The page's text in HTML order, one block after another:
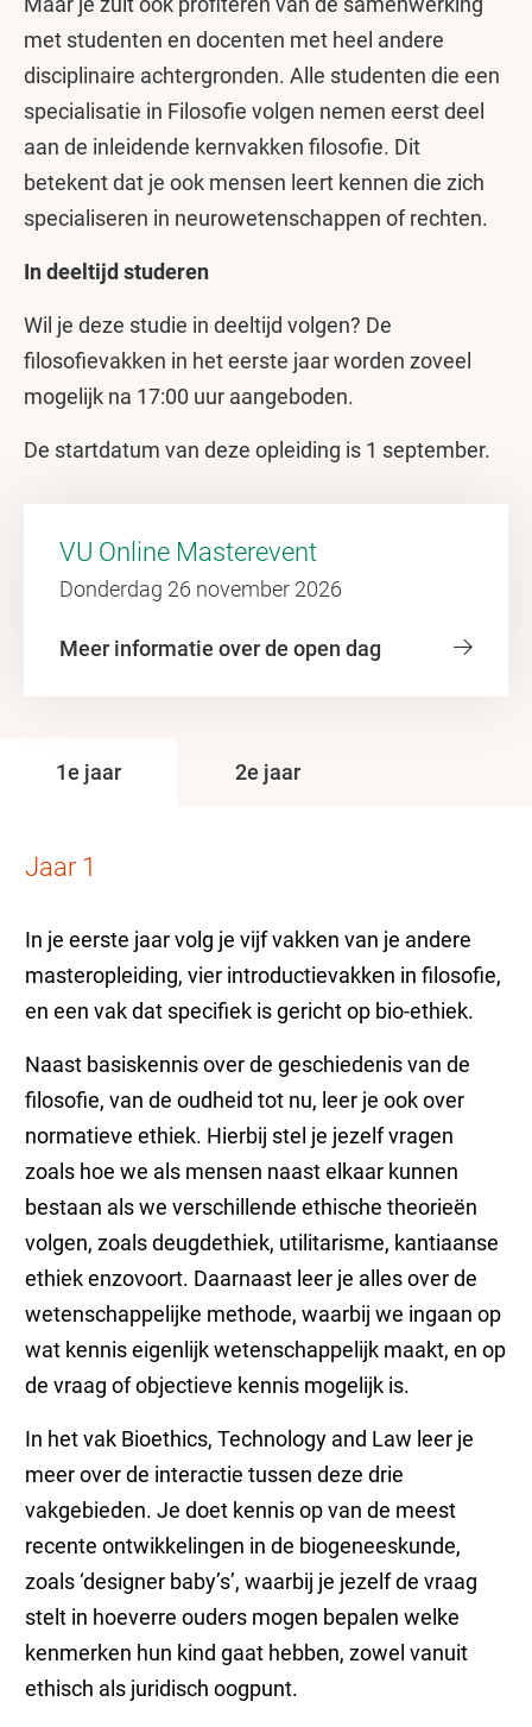
met studenten en docenten met heel andere
disciplinaire achtergronden. Alle studenten die een
specialisatie in Filosofie volgen nemen eerst deel
aan de inleidende kernvakken filosofie. Dit
betekent dat je ook mensen leert kennen die zich
specialiseren in neurowetenschappen of rechten.
In deeltijd studeren
Wil je deze studie in deeltijd volgen? De
filosofievakken in het eerste jaar worden zoveel
mogelijk na 17:00 uur aangeboden.
De startdatum van deze opleiding is 1 september.
VU Online Masterevent
Donderdag 26 november 2026
Meer informatie over de open dag
1e jaar 2e jaar
Jaar 1
In je eerste jaar volg je vijf vakken van je andere
masteropleiding, vier introductievakken in filosofie,
en een vak dat specifiek is gericht op bio-ethiek.
Naast basiskennis over de geschiedenis van de
filosofie, van de oudheid tot nu, leer je ook over
normatieve ethiek. Hierbij stel je jezelf vragen
zoals hoe we als mensen naast elkaar kunnen
bestaan als we verschillende ethische theorieën
volgen, zoals deugdethiek, utilitarisme, kantiaanse
ethiek enzovoort. Daarnaast leer je alles over de
wetenschappelijke methode, waarbij we ingaan op
wat kennis eigenlijk wetenschappelijk maakt, en op
de vraag of objectieve kennis mogelijk is.
In het vak Bioethics, Technology and Law leer je
meer over de interactie tussen deze drie
vakgebieden. Je doet kennis op van de meest
recente ontwikkelingen in de biogeneeskunde,
zoals ‘designer baby’s’, waarbij je jezelf de vraag
stelt in hoeverre ouders mogen bepalen welke
kenmerken hun kind gaat hebben, zowel vanuit
ethisch als juridisch oogpunt.